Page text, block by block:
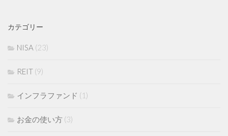
カテゴリー
NISA (23)
REIT (9)
インフラファンド (1)
お金の使い方 (3)